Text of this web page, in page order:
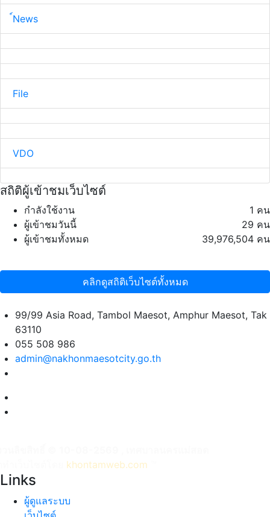
์News
File
VDO
สถิติผู้เข้าชมเว็บไซต์
กำลังใช้งาน
1 คน
ผู้เข้าชมวันนี้
29 คน
ผู้เข้าชมทั้งหมด
39,976,504 คน
คลิกดูสถิติเว็บไซต์ทั้งหมด
99/99 Asia Road, Tambol Maesot, Amphur Maesot, Tak
63110
055 508 986
admin@nakhonmaesotcity.go.th
khontamweb.com
Links
ผู้ดูแลระบบ